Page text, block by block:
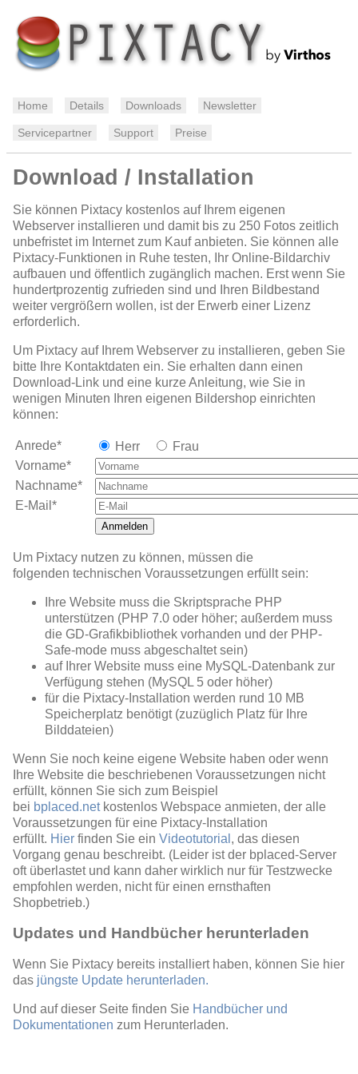
Home Details Downloads Newsletter
Servicepartner Support Preise
Download / Installation
Sie können Pixtacy kostenlos auf Ihrem eigenen
Webserver installieren und damit bis zu 250 Fotos zeitlich
unbefristet im Internet zum Kauf anbieten. Sie können alle
Pixtacy-Funktionen in Ruhe testen, Ihr Online-Bildarchiv
aufbauen und öffentlich zugänglich machen. Erst wenn Sie
hundertprozentig zufrieden sind und Ihren Bildbestand
weiter vergrößern wollen, ist der Erwerb einer Lizenz
erforderlich.
Um Pixtacy auf Ihrem Webserver zu installieren, geben Sie
bitte Ihre Kontaktdaten ein. Sie erhalten dann einen
Download-Link und eine kurze Anleitung, wie Sie in
wenigen Minuten Ihren eigenen Bildershop einrichten
können:
Anrede* Herr
Frau
Vorname*
Nachname*
E-Mail*
Anmelden
Um Pixtacy nutzen zu können, müssen die
folgenden technischen Voraussetzungen erfüllt sein:
Ihre Website muss die Skriptsprache PHP
unterstützen (PHP 7.0 oder höher; außerdem muss
die GD-Grafikbibliothek vorhanden und der PHP-
Safe-mode muss abgeschaltet sein)
auf Ihrer Website muss eine MySQL-Datenbank zur
Verfügung stehen (MySQL 5 oder höher)
für die Pixtacy-Installation werden rund 10 MB
Speicherplatz benötigt (zuzüglich Platz für Ihre
Bilddateien)
Wenn Sie noch keine eigene Website haben oder wenn
Ihre Website die beschriebenen Voraussetzungen nicht
erfüllt, können Sie sich zum Beispiel
bei bplaced.netkostenlos Webspace anmieten, der alle
Voraussetzungen für eine Pixtacy-Installation
erfüllt. Hier finden Sie ein Videotutorial , das diesen
Vorgang genau beschreibt. (Leider ist der bplaced-Server
oft überlastet und kann daher wirklich nur für Testzwecke
empfohlen werden, nicht für einen ernsthaften
Shopbetrieb.)
Updates und Handbücher herunterladen
Wenn Sie Pixtacy bereits installiert haben, können Sie hier
das jüngste Update herunterladen.
Und auf dieser Seite finden Sie Handbücher und
Dokumentationen zum Herunterladen.